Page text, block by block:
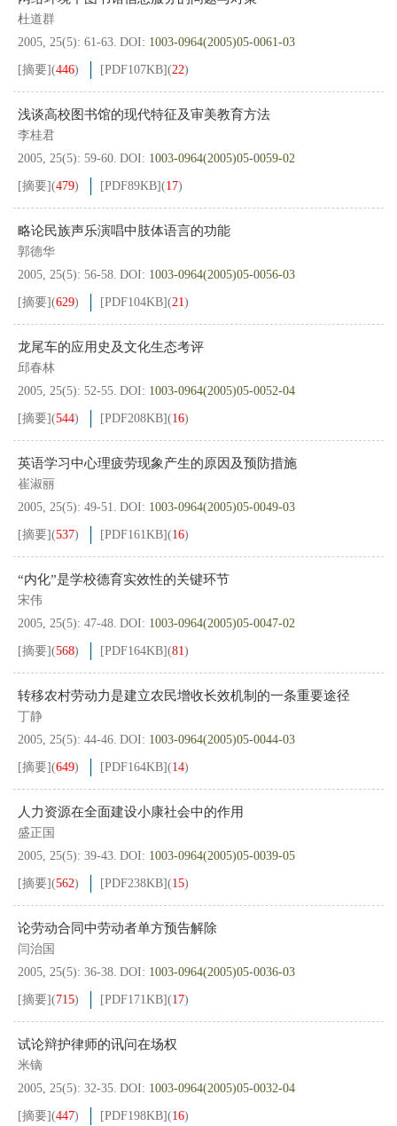
杜道群
2005, 25(5): 61-63. DOI: 1003-0964(2005)05-0061-03
[摘要](446) [PDF107KB](22)
浅谈高校图书馆的现代特征及审美教育方法
李桂君
2005, 25(5): 59-60. DOI: 1003-0964(2005)05-0059-02
[摘要](479) [PDF89KB](17)
略论民族声乐演唱中肢体语言的功能
郭德华
2005, 25(5): 56-58. DOI: 1003-0964(2005)05-0056-03
[摘要](629) [PDF104KB](21)
龙尾车的应用史及文化生态考评
邱春林
2005, 25(5): 52-55. DOI: 1003-0964(2005)05-0052-04
[摘要](544) [PDF208KB](16)
英语学习中心理疲劳现象产生的原因及预防措施
崔淑丽
2005, 25(5): 49-51. DOI: 1003-0964(2005)05-0049-03
[摘要](537) [PDF161KB](16)
“内化”是学校德育实效性的关键环节
宋伟
2005, 25(5): 47-48. DOI: 1003-0964(2005)05-0047-02
[摘要](568) [PDF164KB](81)
转移农村劳动力是建立农民增收长效机制的一条重要途径
丁静
2005, 25(5): 44-46. DOI: 1003-0964(2005)05-0044-03
[摘要](649) [PDF164KB](14)
人力资源在全面建设小康社会中的作用
盛正国
2005, 25(5): 39-43. DOI: 1003-0964(2005)05-0039-05
[摘要](562) [PDF238KB](15)
论劳动合同中劳动者单方预告解除
闫治国
2005, 25(5): 36-38. DOI: 1003-0964(2005)05-0036-03
[摘要](715) [PDF171KB](17)
试论辩护律师的讯问在场权
米镝
2005, 25(5): 32-35. DOI: 1003-0964(2005)05-0032-04
[摘要](447) [PDF198KB](16)